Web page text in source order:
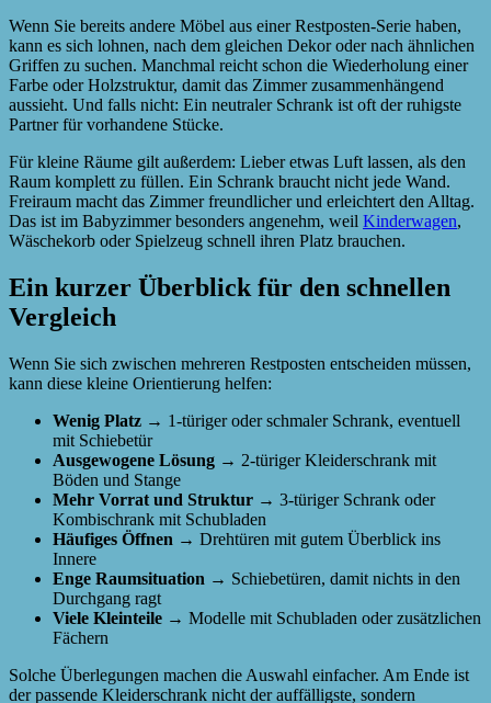
Wenn Sie bereits andere Möbel aus einer Restposten-Serie haben,
kann es sich lohnen, nach dem gleichen Dekor oder nach ähnlichen
Griffen zu suchen. Manchmal reicht schon die Wiederholung einer
Farbe oder Holzstruktur, damit das Zimmer zusammenhängend
aussieht. Und falls nicht: Ein neutraler Schrank ist oft der ruhigste
Partner für vorhandene Stücke.
Für kleine Räume gilt außerdem: Lieber etwas Luft lassen, als den
Raum komplett zu füllen. Ein Schrank braucht nicht jede Wand.
Freiraum macht das Zimmer freundlicher und erleichtert den Alltag.
Das ist im Babyzimmer besonders angenehm, weil Kinderwagen,
Wäschekorb oder Spielzeug schnell ihren Platz brauchen.
Ein kurzer Überblick für den schnellen
Vergleich
Wenn Sie sich zwischen mehreren Restposten entscheiden müssen,
kann diese kleine Orientierung helfen:
Wenig Platz → 1-türiger oder schmaler Schrank, eventuell
mit Schiebetür
Ausgewogene Lösung → 2-türiger Kleiderschrank mit
Böden und Stange
Mehr Vorrat und Struktur → 3-türiger Schrank oder
Kombischrank mit Schubladen
Häufiges Öffnen → Drehtüren mit gutem Überblick ins
Innere
Enge Raumsituation → Schiebetüren, damit nichts in den
Durchgang ragt
Viele Kleinteile → Modelle mit Schubladen oder zusätzlichen
Fächern
Solche Überlegungen machen die Auswahl einfacher. Am Ende ist
der passende Kleiderschrank nicht der auffälligste, sondern